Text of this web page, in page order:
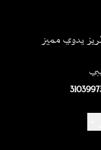
يدوي مميز